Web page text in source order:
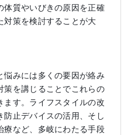
体質やいびきの原因を正確
対策を検討することが大
悩みには多くの要因が絡み
策を講じることでこれらの
ます。ライフスタイルの改
防止デバイスの活用、そし
療など、多岐にわたる手段